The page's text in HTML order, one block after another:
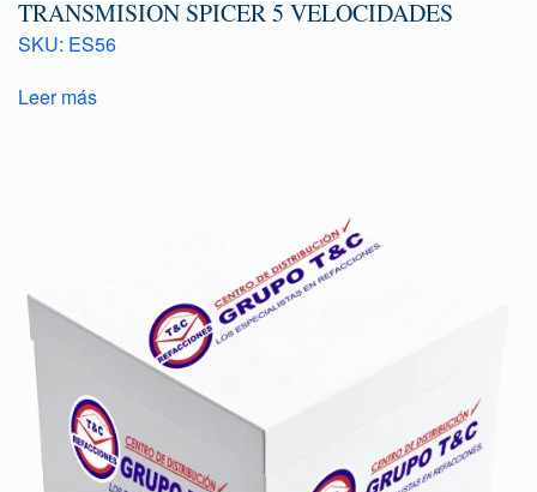
TRANSMISION SPICER 5 VELOCIDADES
SKU: ES56
Leer más